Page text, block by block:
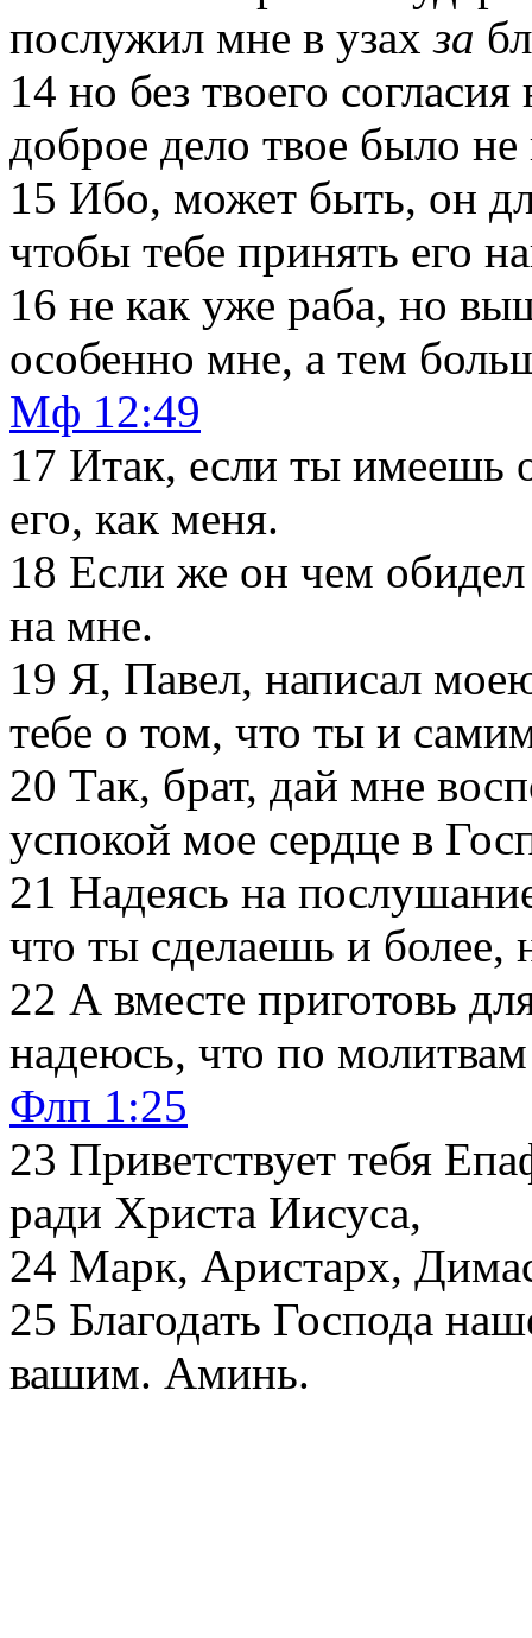
послужил мне в узахза
14 но без твоего
доброе дело твое было
15 Ибо, может быть, он
чтобы тебе принять его
16 не как уже раба, но
особенно мне, а тем
Мф 12:49
17 Итак, если ты
его, как меня.
18 Если же он чем
на мне.
19 Я, Павел, написал
тебе о том, что ты и
20 Так, брат, дай мне
успокой мое сердце в
21 Надеясь на
что ты сделаешь и более,
22 А вместе приготовь
надеюсь, что по
Флп 1:25
23 Приветствует тебя
ради Христа Иисуса,
24 Марк, Аристарх,
25 Благодать Господа
вашим. Аминь.